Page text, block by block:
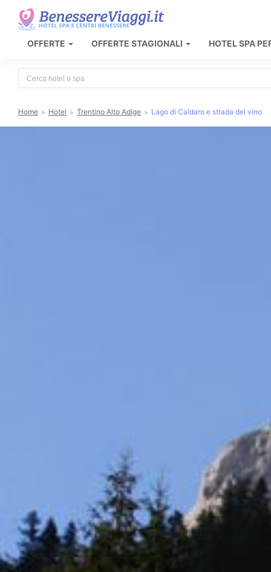
OFFERTE OFFERTE STAGIONALI HOTEL SPA
Home Hotel Trentino Alto Adige Lago di Caldaro e strada del vino